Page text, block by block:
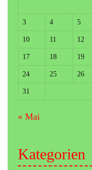
3 4 5
10 11 12
17 18 19
24 25 26
31
« Mai
Kategorien